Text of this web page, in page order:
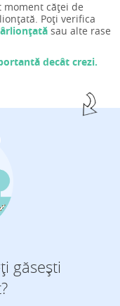
moment căței de
Poți verifica
sau alte rase
decât crezi.
găsești